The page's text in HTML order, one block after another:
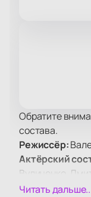
Обратите
состава.
Режиссёр:
Актёрский
Вуличенко,
Светлана
Читать